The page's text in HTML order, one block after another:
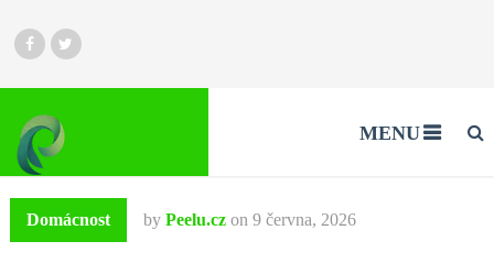
MENU
Domácnost by Peelu.cz on 9 června, 2026